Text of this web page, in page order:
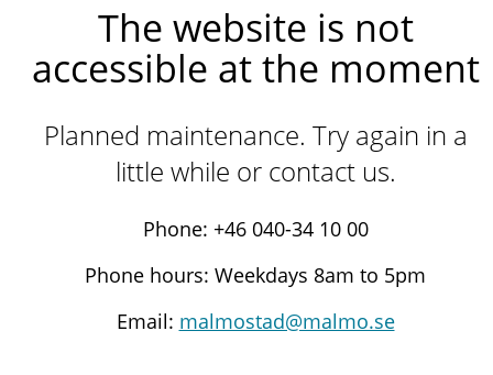
The website is not
accessible at the moment
Planned maintenance. Try again in a
little while or contact us.
Phone: +46 040-34 10 00
Phone hours: Weekdays 8am to 5pm
Email: malmostad@malmo.se